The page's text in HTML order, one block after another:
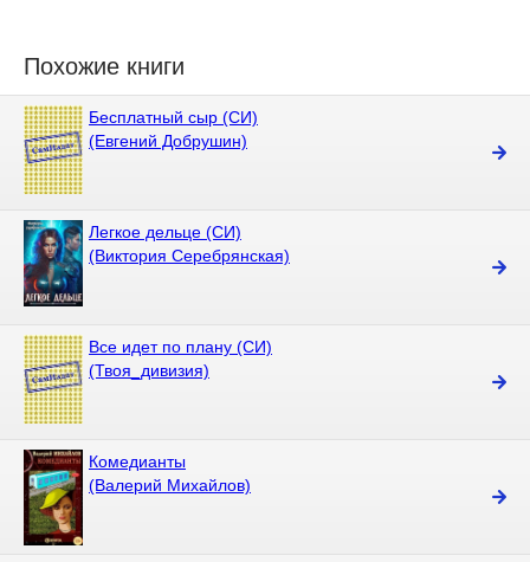
Похожие книги
Бесплатный сыр (СИ)
(Евгений Добрушин)
Легкое дельце (СИ)
(Виктория Серебрянская)
Все идет по плану (СИ)
(Твоя_дивизия)
Комедианты
(Валерий Михайлов)